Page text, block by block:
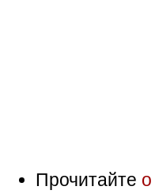
Прочитайте